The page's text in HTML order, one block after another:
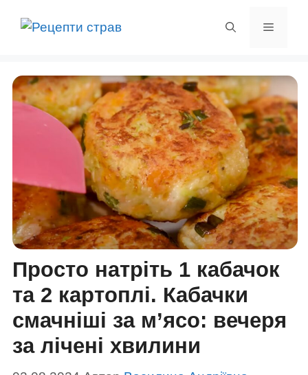
Меню
Просто натріть 1 кабачок
та 2 картоплі. Кабачки
смачніші за м’ясо: вечеря
за лічені хвилини